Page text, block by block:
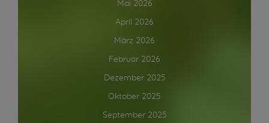
Mai 2026
April 2026
März 2026
Februar 2026
Dezember 2025
Oktober 2025
September 2025